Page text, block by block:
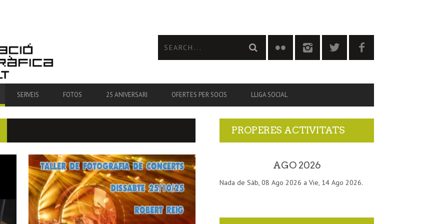
SERVEIS FOTOS 25 ANIVERSARI OFERTES PER SOCIS LLIGA SOCIAL
PROPERES ACTIVITATS
AGO 2026
Nada de Sáb, 08 Ago 2026 a Vie, 14 Ago 2026.